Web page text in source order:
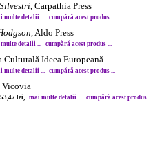
, Carpathia Press
multe detalii ... cumpără acest produs ...
, Aldo Press
detalii ... cumpără acest produs ...
Culturală Ideea Europeană
multe detalii ... cumpără acest produs ...
Vicovia
lei, mai multe detalii ... cumpără acest produs ...